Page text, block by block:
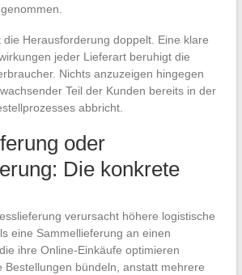
die Herausforderung doppelt. Eine klare
jeder Lieferart beruhigt die
Nichts anzuzeigen hingegen
Teil der Kunden bereits in der
abbricht.
oder
Die konkrete
verursacht höhere logistische
eine Sammellieferung an einen
ihre Online-Einkäufe optimieren
Bestellungen bündeln, anstatt mehrere